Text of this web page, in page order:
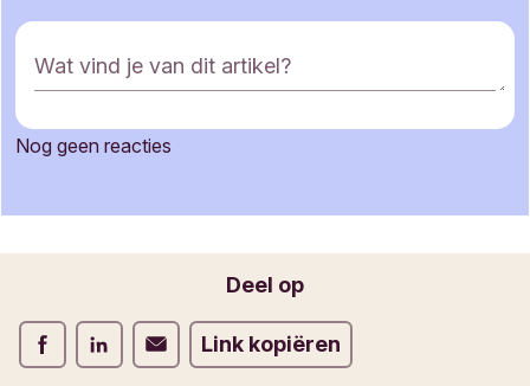
R
e
c
e
m
u
l
Wat vind je van dit artikel?
Nog geen reacties
Deel op
Deel op Facebook
Deel op LinkedInDeel op Verstuur per email
Link kopiëren